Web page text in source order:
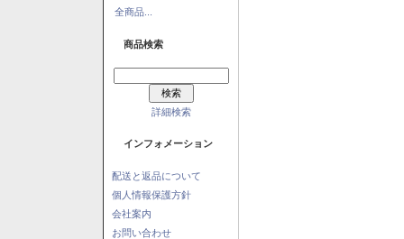
全商品...
商品検索
詳細検索
インフォメーション
配送と返品について
個人情報保護方針
会社案内
お問い合わせ